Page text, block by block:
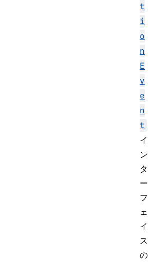
t
i
o
n
E
v
e
n
t
イ
ン
タ
ー
フ
ェ
イ
ス
の